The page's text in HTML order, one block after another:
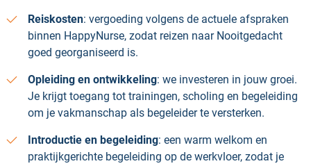
Reiskosten: vergoeding volgens de actuele afspraken
binnen HappyNurse, zodat reizen naar Nooitgedacht
goed georganiseerd is.
Opleiding en ontwikkeling: we investeren in jouw groei.
Je krijgt toegang tot trainingen, scholing en begeleiding
om je vakmanschap als begeleider te versterken.
Introductie en begeleiding: een warm welkom en
praktijkgerichte begeleiding op de werkvloer, zodat je